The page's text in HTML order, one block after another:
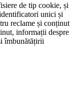
de tip cookie, și
unici și
reclame și conținut
informații despre
îmbunătățirii